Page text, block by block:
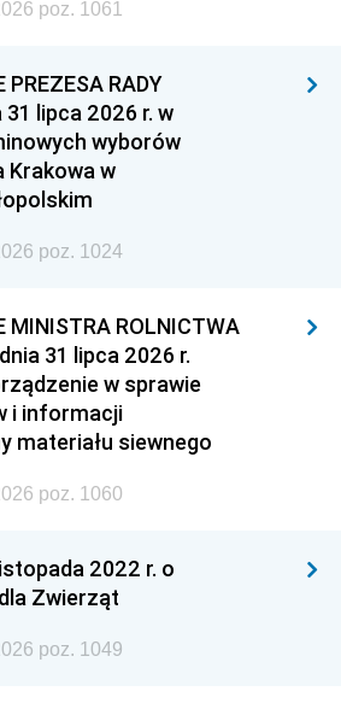
poz. 1061
PREZESA RADY
31 lipca 2026 r. w
wyborów
Krakowa w
poz. 1024
MINISTRA ROLNICTWA
31 lipca 2026 r.
w sprawie
i informacji
materiału siewnego
poz. 1060
2022 r. o
Zwierząt
poz. 1049